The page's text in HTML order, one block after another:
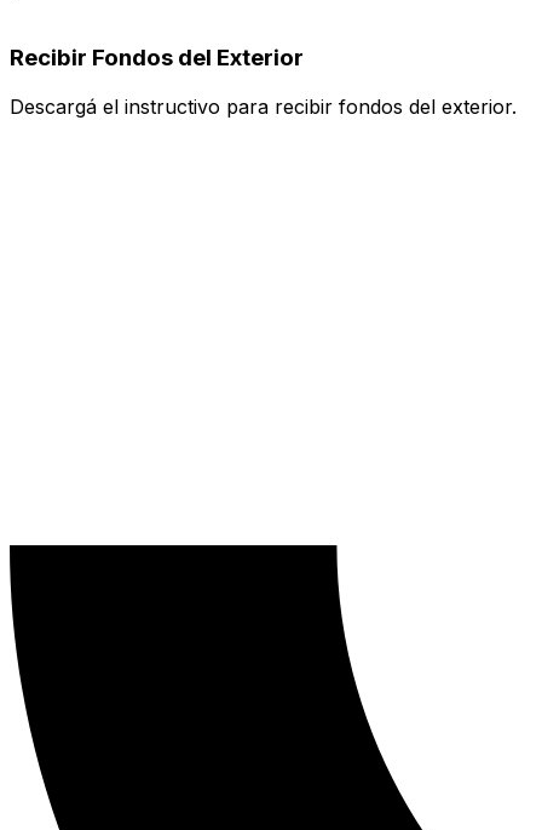
Recibir Fondos del Exterior
Descargá el instructivo para recibir fondos del exterior.